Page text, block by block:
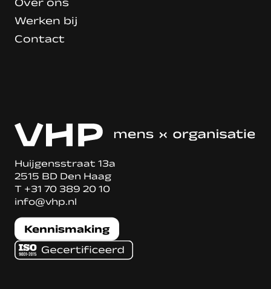
Over ons
Werken bij
Contact
Huijgensstraat 13a
2515 BD Den Haag
T +31 70 389 20 10
info@vhp.nl
Kennismaking